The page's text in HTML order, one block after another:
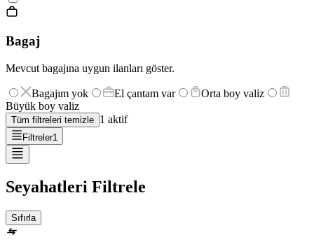
Bagaj
Mevcut bagajına uygun ilanları göster.
Bagajım yok El çantam var
Orta boy valiz
Büyük boy valiz
Tüm filtreleri temizle 1 aktif
Filtreler1
Seyahatleri Filtrele
Sıfırla